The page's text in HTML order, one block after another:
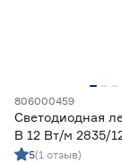
2700-3000К -
3500-4100К
5000-6500К
806000459
Светодиодная
В 12 Вт/м 2835/
мм теплый/
5(1 отзыв)